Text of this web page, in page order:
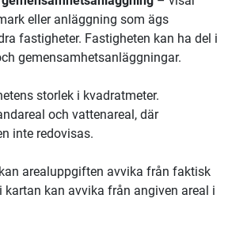
eller anläggning som ägs
fastigheter. Fastigheten kan ha del i
gemensamhetsanläggningar.
storlek i kvadratmeter.
och vattenareal, där
inte redovisas.
arealuppgiften avvika från faktisk
kartan kan avvika från angiven areal i